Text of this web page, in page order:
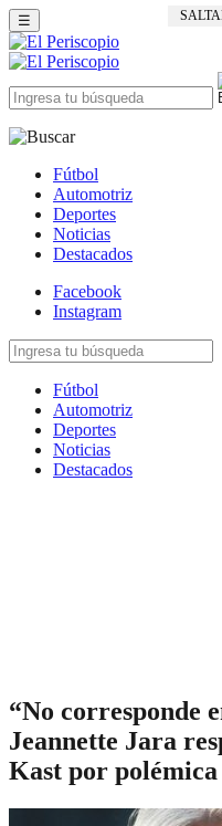
☰
Fútbol
Automotriz
Deportes
Noticias
Destacados
Facebook
Instagram
Fútbol
Automotriz
Deportes
Noticias
Destacados
“No corresponde
Jeannette Jara
Kast por polémica